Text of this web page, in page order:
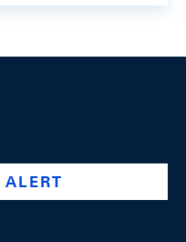
swiss-national-
@swissnationalbank